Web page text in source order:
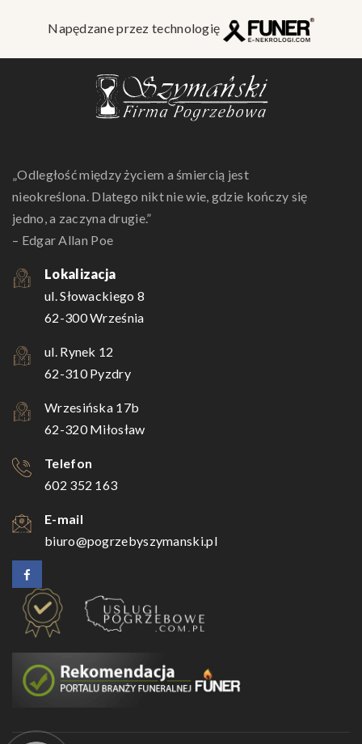
Napędzane przez technologię
„Odległość między życiem a śmiercią jest
nieokreślona. Dlatego nikt nie wie, gdzie kończy się
jedno, a zaczyna drugie.”
– Edgar Allan Poe
Lokalizacja
ul. Słowackiego 8
62-300 Września
ul. Rynek 12
62-310 Pyzdry
Wrzesińska 17b
62-320 Miłosław
Telefon
602 352 163
E-mail
biuro@pogrzebyszymanski.pl